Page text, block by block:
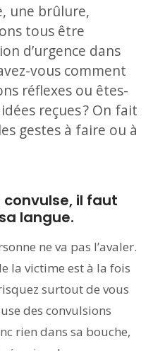
une brûlure,
tous être
d’urgence dans
vous comment
réflexes ou êtes-
reçues ? On fait
gestes à faire ou à
il faut
langue.
ne va pas l’avaler.
la victime est à la fois
surtout de vous
des convulsions
rien dans sa bouche,